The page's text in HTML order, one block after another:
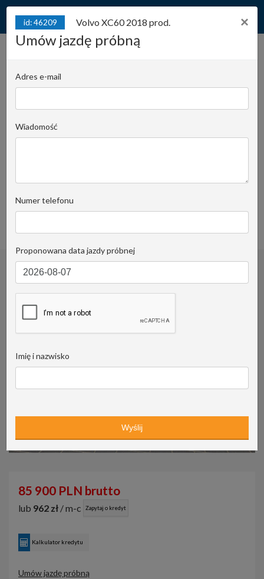
id: 46209
Turbo 254KM*Przebieg:
Krzysztof Pomorski
+48519022435
85 900 PLN brutto
lub 962 zł / m-c Zapytaj o kredyt
Kalkulator kredytu
Umów jazdę próbną
×
id: 46209 Volvo XC60 2018 prod.
Umów jazdę próbną
Adres e-mail
Wiadomość
Numer telefonu
Proponowana data jazdy próbnej
Imię i nazwisko